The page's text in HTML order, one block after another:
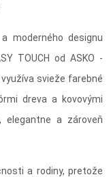
moderného designu
TOUCH od ASKO -
svieže farebné
dreva a kovovými
elegantne a zároveň
a rodiny, pretože